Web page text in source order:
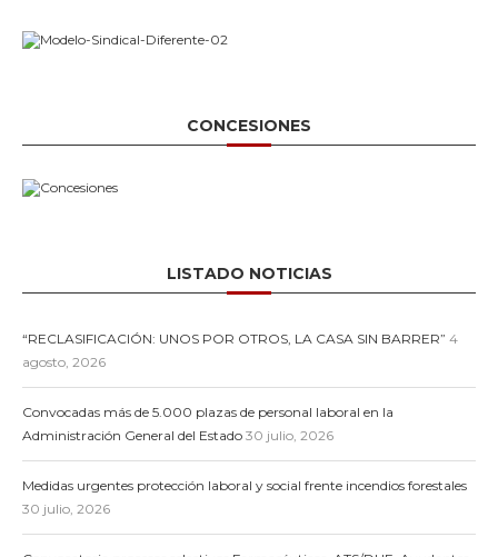
CONCESIONES
LISTADO NOTICIAS
“RECLASIFICACIÓN: UNOS POR OTROS, LA CASA SIN BARRER” 4
agosto, 2026
Convocadas más de 5.000 plazas de personal laboral en la
Administración General del Estado 30 julio, 2026
Medidas urgentes protección laboral y social frente incendios forestales
30 julio, 2026